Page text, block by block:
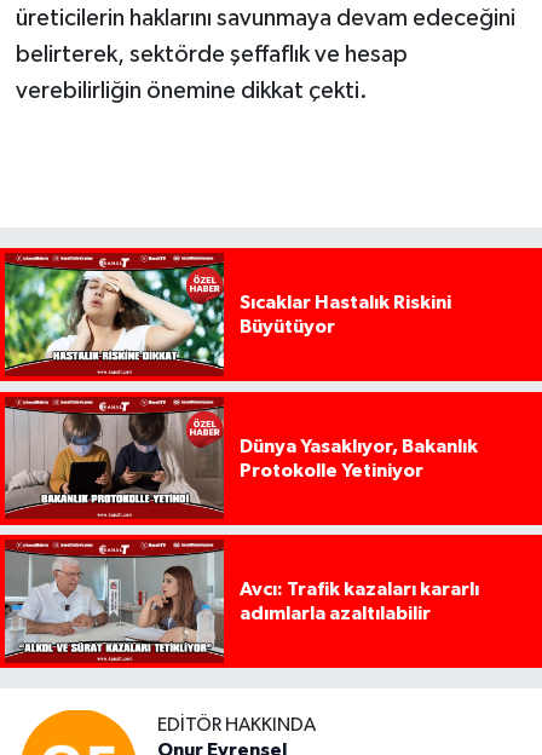
üreticilerin haklarını savunmaya devam edeceğini
belirterek, sektörde şeffaflık ve hesap
verebilirliğin önemine dikkat çekti.
Sıcaklar Hastalık Riskini
Büyütüyor
Dünya Yasaklıyor, Bakanlık
Protokolle Yetiniyor
Avcı: Trafik kazaları kararlı
adımlarla azaltılabilir
EDITÖR HAKKINDA
Onur Evrensel